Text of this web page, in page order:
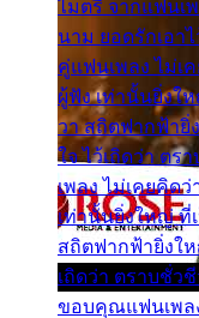
ไมตรี จากแฟนเ
นาม ยอดรักเอา
คู่แฟนเพลง ไม่เ
ผู้ฟัง เท่านั้นยิ่งใ
วา สถิตฟากฟ้ายิ่
ใจ ไว้เถิดว่า ต
เพลง ไม่เคยคิด
เท่านั้นยิ่งใหญ่ ที่
สถิตฟากฟ้ายิ่งใ
เถิดว่า ตราบชั่ว
ขอบคุณแฟนเพลง